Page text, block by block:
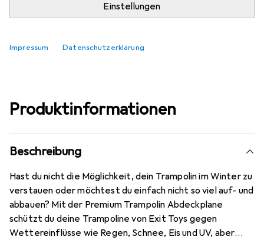
Einstellungen
Impressum Datenschutzerklärung
kostenloser Versand
Produktinformationen
Beschreibung
Hast du nicht die Möglichkeit, dein Trampolin im Winter zu
verstauen oder möchtest du einfach nicht so viel auf- und
abbauen? Mit der Premium Trampolin Abdeckplane
schützt du deine Trampoline von Exit Toys gegen
Wettereinflüsse wie Regen, Schnee, Eis und UV, aber